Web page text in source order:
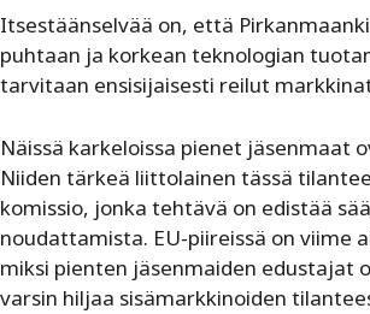
Itsestäänselvää on, että
puhtaan ja korkean teknologian
tarvitaan ensisijaisesti reilut
Näissä karkeloissa pienet jäsenmaat
Niiden tärkeä liittolainen tässä
komissio, jonka tehtävä on edistää
noudattamista. EU-piireissä on viime
miksi pienten jäsenmaiden edustajat
varsin hiljaa sisämarkkinoiden